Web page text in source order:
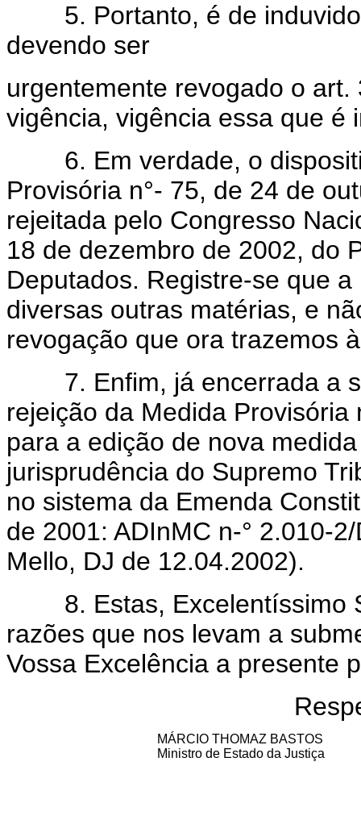
5. Portanto, é de
devendo ser
urgentemente revogado o
vigência, vigência essa que é
6. Em verdade, o
Provisória n°- 75, de 24 de
rejeitada pelo Congresso
18 de dezembro de 2002, do
Deputados. Registre-se que
diversas outras matérias, e
revogação que ora trazemos
7. Enfim, já encerrada a
rejeição da Medida
para a edição de nova
jurisprudência do Supremo
no sistema da Emenda
de 2001: ADInMC n-° 2.010-
Mello, DJ de 12.04.2002).
8. Estas, Excelentíssimo
razões que nos levam a
Vossa Excelência a presente
MÁRCIO THOMAZ BASTOS
Ministro de Estado da Justiça